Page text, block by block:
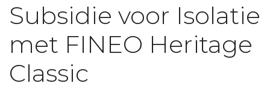
Subsidie voor Isolatie
met FINEO Heritage
Classic